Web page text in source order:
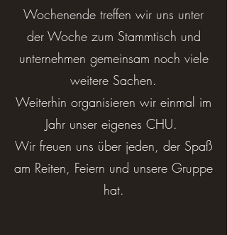
Wochenende treffen wir uns unter
der Woche zum Stammtisch und
unternehmen gemeinsam noch viele
weitere Sachen.
Weiterhin organisieren wir einmal im
Jahr unser eigenes CHU.
Wir freuen uns über jeden, der Spaß
am Reiten, Feiern und unsere Gruppe
hat.